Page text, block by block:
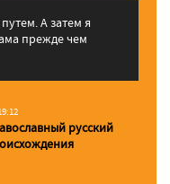
А затем я
прежде чем
русский